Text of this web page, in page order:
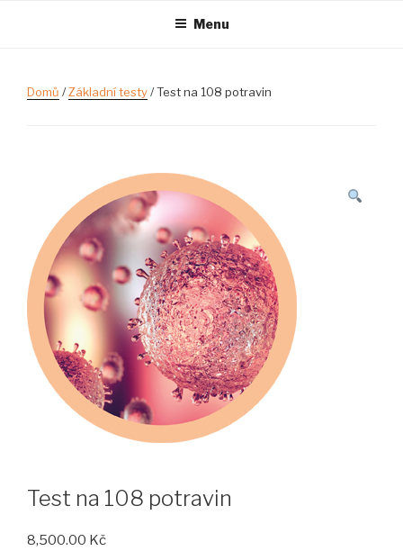
Menu
Domů /Základní testy/ Test na 108 potravin
Test na 108 potravin
8,500.00 Kč